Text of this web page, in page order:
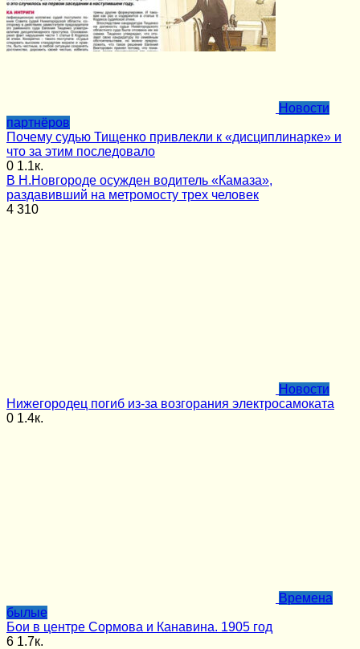
Новости
партнёров
Почему судью Тищенко привлекли к «дисциплинарке» и
что за этим последовало
0 1.1к.
В Н.Новгороде осужден водитель «Камаза»,
раздавивший на метромосту трех человек
4 310
Новости
Нижегородец погиб из-за возгорания электросамоката
0 1.4к.
Времена
былые
Бои в центре Сормова и Канавина. 1905 год
6 1.7к.